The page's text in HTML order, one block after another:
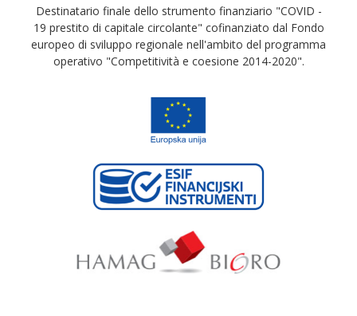
Destinatario finale dello strumento finanziario "COVID -
19 prestito di capitale circolante" cofinanziato dal Fondo
europeo di sviluppo regionale nell'ambito del programma
operativo "Competitività e coesione 2014-2020".